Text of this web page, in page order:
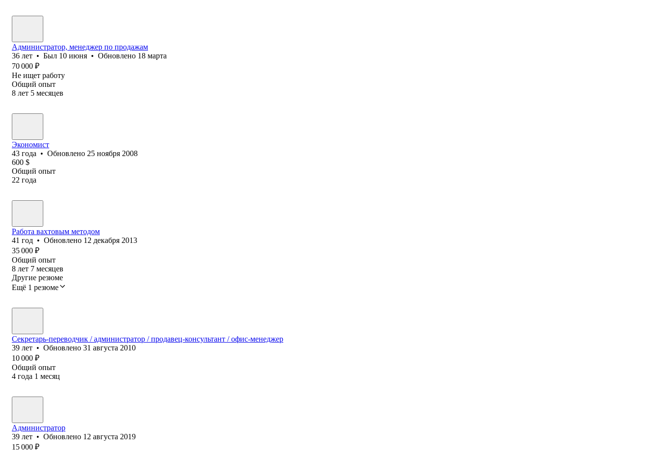
Администратор, менеджер по продажам
36 лет • Был 10 июня • Обновлено 18 марта
70 000 ₽
Не ищет работу
Общий опыт
8 лет 5 месяцев
Экономист
43 года • Обновлено 25 ноября 2008
600 $
Общий опыт
22 года
Работа вахтовым методом
41 год • Обновлено 12 декабря 2013
35 000 ₽
Общий опыт
8 лет 7 месяцев
Другие резюме
Ещё 1 резюме
Cекретарь-переводчик / администратор / продавец-консультант / офис-менеджер
39 лет • Обновлено 31 августа 2010
10 000 ₽
Общий опыт
4 года 1 месяц
Администратор
39 лет • Обновлено 12 августа 2019
15 000 ₽